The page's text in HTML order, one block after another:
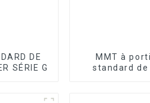
DE
SÉRIE G
MMT à
standard de